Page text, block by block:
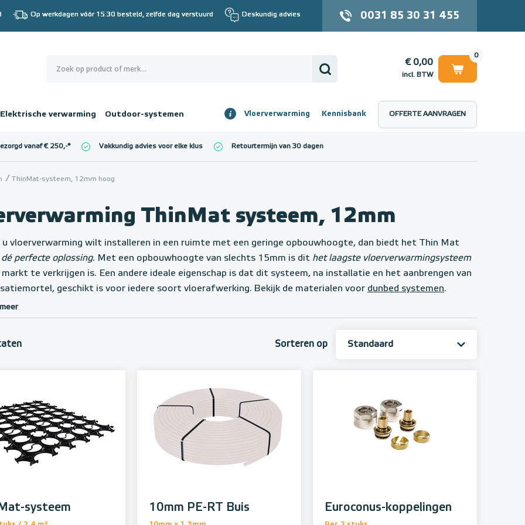
Op werkdagen vóór 15:30 besteld, zelfde dag verstuurd Deskundig advies 0031 85 30 31 455
0
€ 0,00
incl. BTW
€ 0,00
Elektrische verwarming Outdoor-systemen
€ 0,00 Vloerverwarming Kennisbank OFFERTE AANVRAGEN
vanaf € 250,-* Vakkundig advies voor elke klus Retourtermijn van 30 dagen
ThinMat-systeem, 12mm hoog
ThinMat systeem, 12mm
u vloerverwarming wilt installeren in een ruimte met een geringe opbouwhoogte, dan biedt het Thin Mat
dé perfecte oplossing. Met een opbouwhoogte van slechts 15mm is dit het laagste vloerverwarmingsysteem
te verkrijgen is. Een andere ideale eigenschap is dat dit systeem, na installatie en het aanbrengen van
geschikt is voor iedere soort vloerafwerking. Bekijk de materialen voor dunbed systemen.
Sorteren op
systeem 10mm PE-RT Buis Euroconus-koppelingen